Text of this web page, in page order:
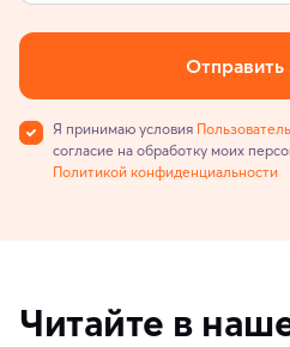
Отправить
Я принимаю условия
согласие на обработку моих
Политикой конфиденциальности
Читайте в